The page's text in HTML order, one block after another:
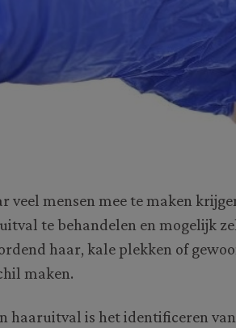
mensen mee te maken
te behandelen en mogelijk
haar, kale plekken of
maken.
haaruitval is het identificeren